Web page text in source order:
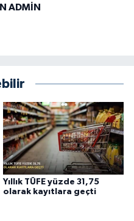
ADMİN
Yıllık TÜFE yüzde 31,75
olarak kayıtlara geçti